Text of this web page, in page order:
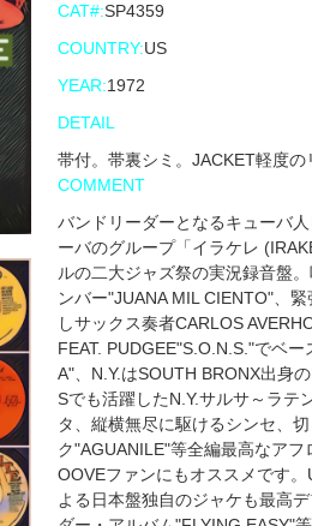
CAT#:SP4359
COUNTRY:US
YEAR:1972
DETAIL
帯付。帯裏シミ。JACKET軽度の
COMMENT
バンドリーダーとなるキューバ
ーバのグループ「イラケレ
ルの二大ジャズ祭の実況録音盤
ンバー"JUANA MIL CIENTO"、
しサックス奏者CARLOS
FEAT. PUDGEE"S.O.N.S."でベ
A"、N.Y.はSOUTH BRONX出身
Sでも活躍したN.Y.サルサ～ラテ
タ、縦横無尽に駆けるシンセ、
ク"AGUANILE"等全編最高なア
OOVEファンにもオススメです
よる日本盤独自のジャケも最高